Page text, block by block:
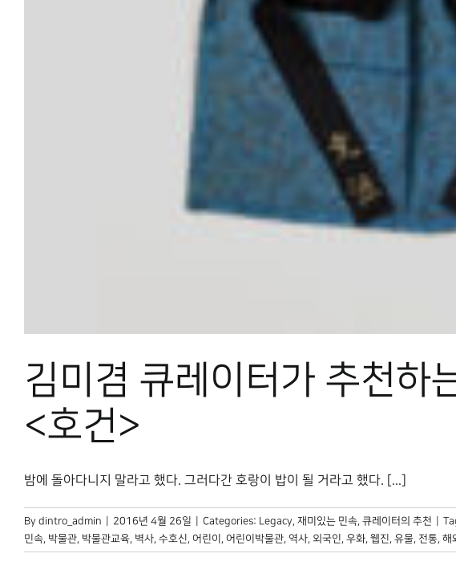
김미겸 큐레이터가 추천하
<호건>
밤에 돌아다니지 말라고 했다. 그러다간 호랑이 밥이 될 거라고 했다. [...]
By dintro_admin 2016년 4월 26일 Categories: Legacy 재미있는 민속 큐레이터의 추천
민속 박물관 박물관교육 벽사 수호신 어린이 어린이박물관 역사 외국인 우화 웹진 유물 전통 해